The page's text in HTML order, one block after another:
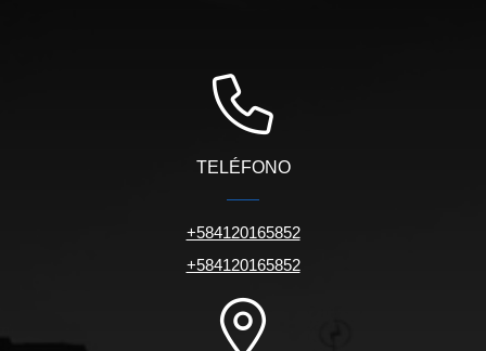
TELÉFONO
+584120165852
+584120165852